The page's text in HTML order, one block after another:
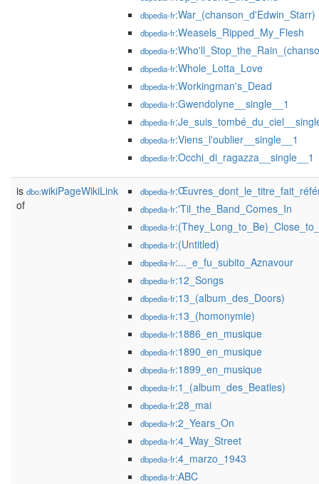
dbpedia-fr:War_(chanson_d'Edwin_Starr)
dbpedia-fr:Weasels_Ripped_My_Flesh
dbpedia-fr
dbpedia-fr:Whole_Lotta_Love
dbpedia-fr:Workingman's_Dead
dbpedia-fr:Gwendolyne__single__1
dbpedia-fr
dbpedia-fr:Viens_l'oublier__single__1
dbpedia-fr:Occhi_di_ragazza__single__1
is dbo:wikiPageWikiLink
of
dbpedia-fr
dbpedia-fr:'Til_the_Band_Comes_In
dbpedia-fr
dbpedia-fr:(Untitled)
dbpedia-fr:..._e_fu_subito_Aznavour
dbpedia-fr:12_Songs
dbpedia-fr:13_(album_des_Doors)
dbpedia-fr:13_(homonymie)
dbpedia-fr:1886_en_musique
dbpedia-fr:1890_en_musique
dbpedia-fr:1899_en_musique
dbpedia-fr:1_(album_des_Beatles)
dbpedia-fr:28_mai
dbpedia-fr:2_Years_On
dbpedia-fr:4_Way_Street
dbpedia-fr:4_marzo_1943
dbpedia-fr:ABC